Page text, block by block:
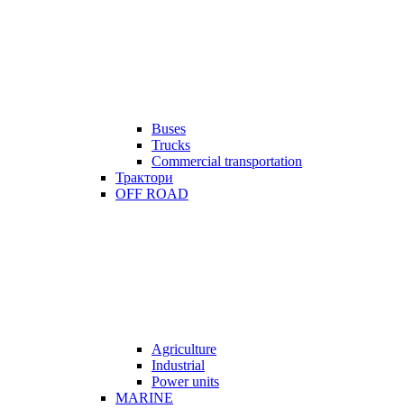
Buses
Trucks
Commercial transportation
Трактори
OFF ROAD
Agriculture
Industrial
Power units
MARINE